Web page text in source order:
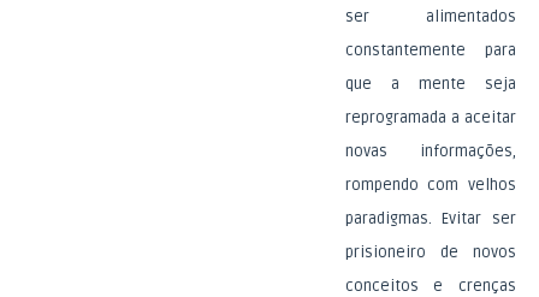
ser alimentados
constantemente para
que a mente seja
reprogramada a aceitar
novas informações,
rompendo com velhos
paradigmas. Evitar ser
prisioneiro de novos
conceitos e crenças